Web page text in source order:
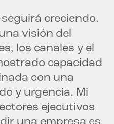
creciendo.
visión del
los canales y el
capacidad
con una
y urgencia. Mi
ejecutivos